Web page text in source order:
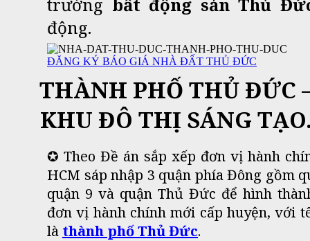
động.
ĐĂNG KÝ BÁO GIÁ NHÀ ĐẤT THỦ ĐỨC
THÀNH PHỐ THỦ ĐỨC
KHU ĐÔ THỊ SÁNG
✪ Theo Đề án sắp xếp đơn vị hành
HCM sáp nhập 3 quận phía Đông gồm
quận 9 và quận Thủ Đức để hình
đơn vị hành chính mới cấp huyện, với
là thành phố Thủ Đức.